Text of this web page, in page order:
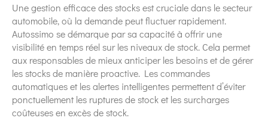
Une gestion efficace des stocks est cruciale dans le secteur
automobile, où la demande peut fluctuer rapidement.
Autossimo se démarque par sa capacité à offrir une
visibilité en temps réel sur les niveaux de stock. Cela permet
aux responsables de mieux anticiper les besoins et de gérer
les stocks de manière proactive. Les commandes
automatiques et les alertes intelligentes permettent d’éviter
ponctuellement les ruptures de stock et les surcharges
coûteuses en excès de stock.